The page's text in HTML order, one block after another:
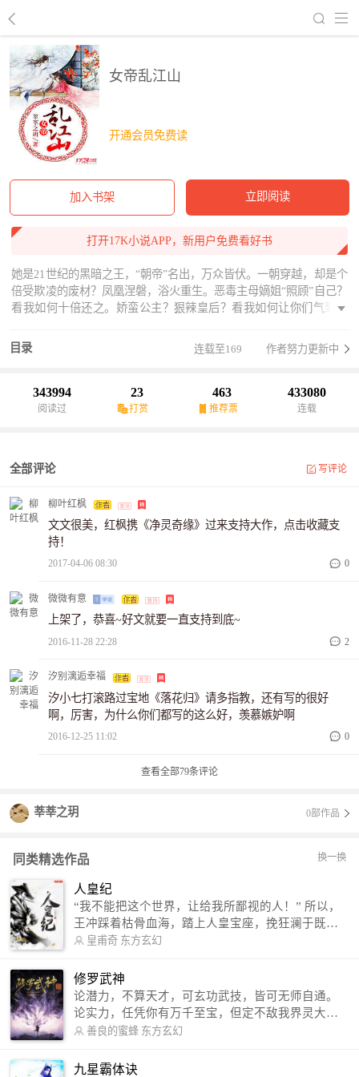
女帝乱江山
开通会员免费读
加入书架 立即阅读
打开17K小说APP，新用户免费看好书
她是21世纪的黑暗之王，“朝帝”名出，万众皆伏。一朝穿越，却是个
倍受欺凌的废材？凤凰涅磐，浴火重生。恶毒主母嫡姐“照顾”自己？
看我如何十倍还之。娇蛮公主？狠辣皇后？看我如何让你们气到吐
踹翻龙椅，夺过玉玺，我来称帝。孤清冷寂的月色下，色授魂予的
妖孽容颜染上银霜，幽深凄凉，他说，你是我生命中唯一的光芒。
康。高山深林间，秀丽高洁的男子轻握一抹流雾，他说，与你相
较，这天下就如此般。她，笼一层炫目光晕蹑云而来轻扬素指搅乱
目录 连载至169 作者努力更新中
343994
阅读过
23
打赏
463
推荐票
433080
连载
全部评论 写评论
柳叶红枫
文文很美，红枫携《净灵奇缘》过来支持大作，点击收藏支
持！
2017-04-06 08:30 0
微微有意
上架了，恭喜~好文就要一直支持到底~
2016-11-28 22:28 2
汐别漓逅幸福
汐小七打滚路过宝地《落花归》请多指教，还有写的很好
啊，厉害，为什么你们都写的这么好，羡慕嫉妒啊
2016-12-25 11:02 0
查看全部79条评论
莘莘之玥 0部作品
同类精选作品 换一换
人皇纪
“我不能把这个世界，让给我所鄙视的人！” 所以，
王冲踩着枯骨血海，踏上人皇宝座，挽狂澜于既
倒，扶大厦之将倾，成就了一段无上的传说！ 微信
微博：皇甫奇（地址：http://weibo.com/u/25284575
87） QQ交流群：320238210【普通群】 574501330
【VIP订阅群】 欢迎大家关注。
皇甫奇 东方玄幻
修罗武神
论潜力，不算天才，可玄功武技，皆可无师自通。
论实力，任凭你有万千至宝，但定不敌我界灵大
军。 我是谁？天下众生视我为修罗，却不知，我以
信公众号：善良的蜜蜂后援会）
善良的蜜蜂 东方玄幻
九星霸体诀